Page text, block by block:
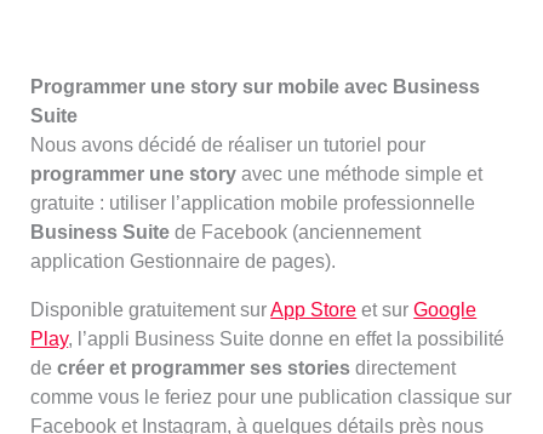
Programmer une story sur mobile avec Business
Suite
Nous avons décidé de réaliser un tutoriel pour
programmer une story avec une méthode simple et
gratuite : utiliser l’application mobile professionnelle
Business Suite de Facebook (anciennement
application Gestionnaire de pages).
Disponible gratuitement surApp Store et surGoogle
Play, l’appli Business Suite donne en effet la possibilité
decréer et programmer ses stories directement
comme vous le feriez pour une publication classique sur
Facebook et Instagram, à quelques détails près nous